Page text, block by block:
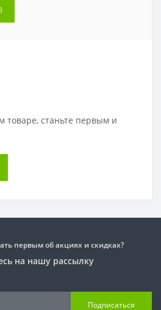
товаре, станьте первым и
первым об акциях и скидках?
на нашу рассылку
Подписаться